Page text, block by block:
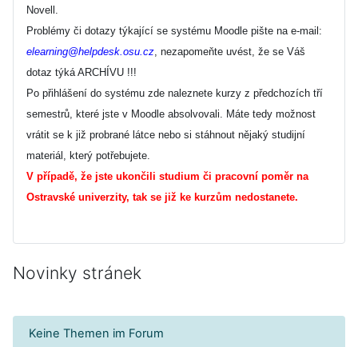
Novell.
Problémy či dotazy týkající se systému Moodle pište na e-mail:
elearning@helpdesk.osu.cz , nezapomeňte uvést, že se Váš
dotaz týká ARCHÍVU !!!
Po přihlášení do systému zde naleznete kurzy z předchozích tří
semestrů, které jste v Moodle absolvovali. Máte tedy možnost
vrátit se k již probrané látce nebo si stáhnout nějaký studijní
materiál, který potřebujete.
V případě, že jste ukončili studium či pracovní poměr na
Ostravské univerzity, tak se již ke kurzům nedostanete.
Novinky stránek
Keine Themen im Forum